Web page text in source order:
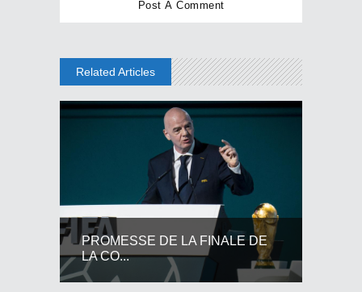
Related Articles
PROMESSE DE LA FINALE DE
LA CO...